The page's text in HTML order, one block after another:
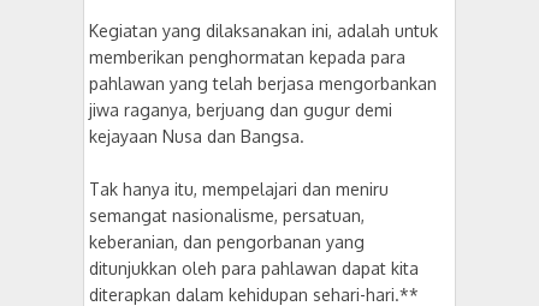
Kegiatan yang dilaksanakan ini, adalah untuk
memberikan penghormatan kepada para
pahlawan yang telah berjasa mengorbankan
jiwa raganya, berjuang dan gugur demi
kejayaan Nusa dan Bangsa.
Tak hanya itu, mempelajari dan meniru
semangat nasionalisme, persatuan,
keberanian, dan pengorbanan yang
ditunjukkan oleh para pahlawan dapat kita
diterapkan dalam kehidupan sehari-hari.**